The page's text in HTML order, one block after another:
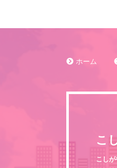
ホーム
こ
こし